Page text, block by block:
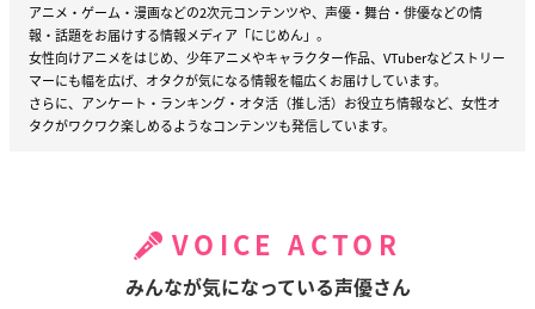
アニメ・ゲーム・漫画などの2次元コンテンツや、声優・舞台・俳優などの情
報・話題をお届けする情報メディア「にじめん」。
女性向けアニメをはじめ、少年アニメやキャラクター作品、VTuberなどストリー
マーにも幅を広げ、オタクが気になる情報を幅広くお届けしています。
さらに、アンケート・ランキング・オタ活（推し活）お役立ち情報など、女性オ
タクがワクワク楽しめるようなコンテンツも発信しています。
VOICE ACTOR
みんなが気になっている声優さん